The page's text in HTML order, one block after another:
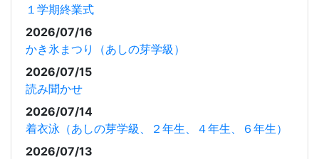
１学期終業式
2026/07/16
かき氷まつり（あしの芽学級）
2026/07/15
読み聞かせ
2026/07/14
着衣泳（あしの芽学級、２年生、４年生、６年生）
2026/07/13